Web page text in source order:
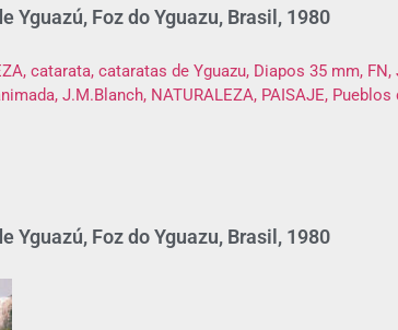
Yguazú, Foz do Yguazu, Brasil, 1980
Yguazú, Foz do Yguazu, Brasil, 1980